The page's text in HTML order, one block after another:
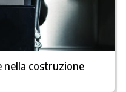
nella costruzione